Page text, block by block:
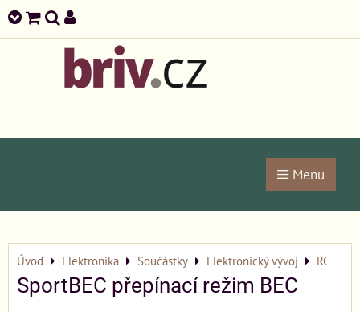
Menu
Úvod Elektronika Součástky Elektronický vývoj RC
SportBEC přepínací režim BEC